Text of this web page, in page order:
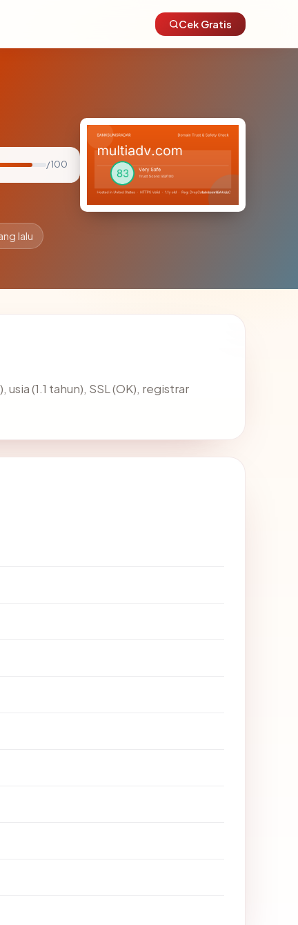
Cek Gratis
/ 100
lalu
(1.1 tahun), SSL (OK), registrar